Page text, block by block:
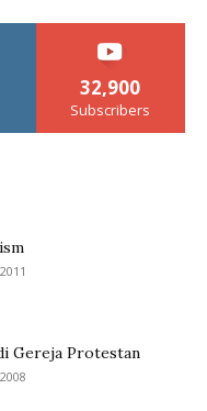
32,900
Subscribers
Gereja Protestan